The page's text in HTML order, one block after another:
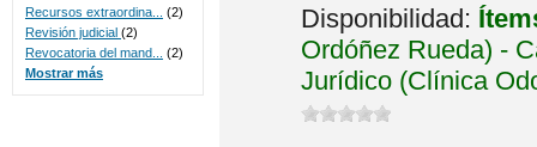
Disponibilidad:
Ordóñez Rueda) -
Jurídico (Clínica
Recursos extraordina...
(2)
Revisión judicial (2)
Revocatoria del mand...
(2)
Mostrar más